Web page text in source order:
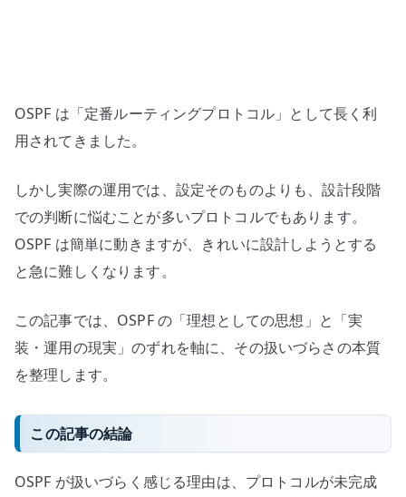
OSPF は「定番ルーティングプロトコル」として長く利
用されてきました。
しかし実際の運用では、設定そのものよりも、設計段階
での判断に悩むことが多いプロトコルでもあります。
OSPF は簡単に動きますが、きれいに設計しようとする
と急に難しくなります。
この記事では、OSPF の「理想としての思想」と「実
装・運用の現実」のずれを軸に、その扱いづらさの本質
を整理します。
この記事の結論
OSPF が扱いづらく感じる理由は、プロトコルが未完成